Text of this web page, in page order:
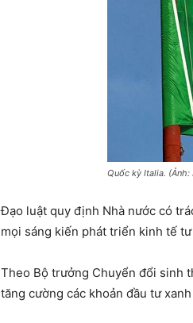
Quốc kỳ Italia. (Ảnh:
Đạo luật quy định Nhà nước có
mọi sáng kiến phát triển kinh tế
Theo Bộ trưởng Chuyển đổi sinh
tăng cường các khoản đầu tư